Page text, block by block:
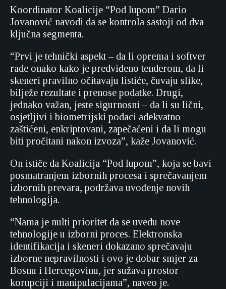
Koordinator Koalicije “Pod lupom” Dario
Jovanović navodi da se kontrola sastoji od dva
ključna segmenta.
“Prvi je tehnički aspekt – da li oprema i softver
rade onako kako je predviđeno tenderom, da li
skeneri pravilno očitavaju listiće, čuvaju slike,
bilježe rezultate i prenose podatke. Drugi,
jednako važan, jeste sigurnosni – da li su lični,
osjetljivi i biometrijski podaci adekvatno
zaštićeni, enkriptovani, zapečaćeni i da li mogu
biti pročitani nakon izvoza”, kaže Jovanović.
On ističe da Koalicija “Pod lupom”, koja se bavi
posmatranjem izbornih procesa i sprečavanjem
izbornih prevara, podržava uvođenje novih
tehnologija.
“Nama je nulti prioritet da se uvedu nove
tehnologije u izborni proces. Elektronska
identifikacija i skeneri dokazano sprečavaju
izborne nepravilnosti i ovo je dobar smjer za
Bosnu i Hercegovinu, jer sužava prostor
korupciji i manipulacijama”, naveo je.